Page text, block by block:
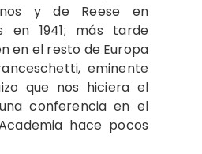
y de Reese en
en 1941; más tarde
en el resto de Europa
eminente
que nos hiciera el
conferencia en el
hace pocos